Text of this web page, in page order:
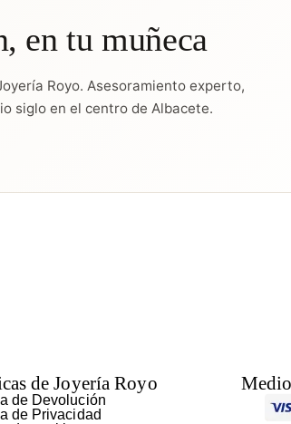
en tu muñeca
Royo. Asesoramiento experto,
siglo en el centro de Albacete.
de Joyería Royo
de Devolución
de Privacidad